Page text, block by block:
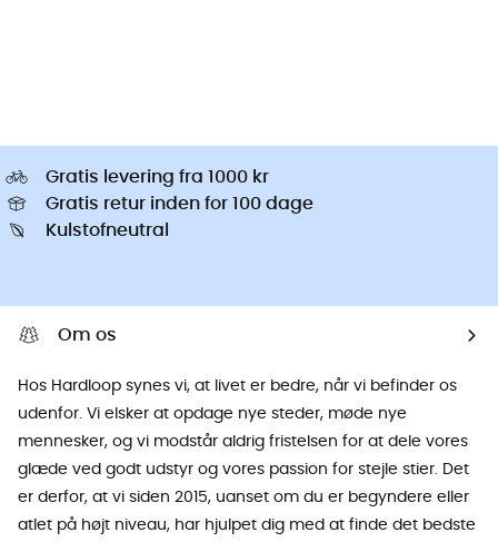
Gratis levering fra 1000 kr
Gratis retur inden for 100 dage
Kulstofneutral
Om os
Hos Hardloop synes vi, at livet er bedre, når vi befinder os
udenfor. Vi elsker at opdage nye steder, møde nye
mennesker, og vi modstår aldrig fristelsen for at dele vores
glæde ved godt udstyr og vores passion for stejle stier. Det
er derfor, at vi siden 2015, uanset om du er begyndere eller
atlet på højt niveau, har hjulpet dig med at finde det bedste